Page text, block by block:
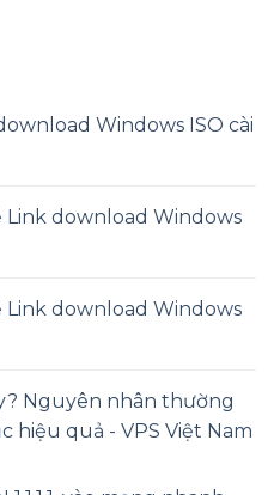
Windows ISO cài
Link download Windows
Link download Windows
Nguyên nhân thường
hiệu quả - VPS Việt Nam